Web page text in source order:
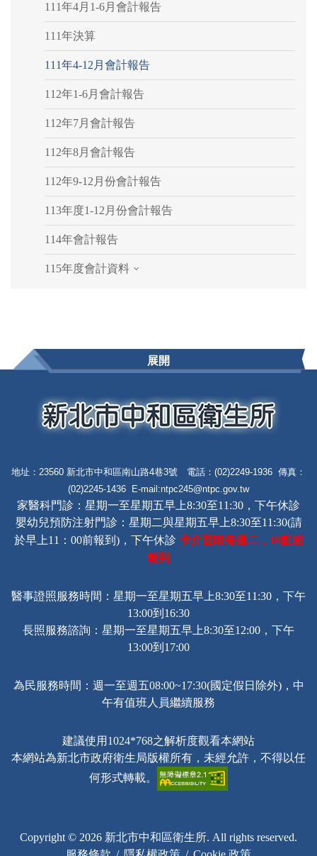
111年4月1-6月會計報告
111年決算
111年4-12月會計報告
112年1-6月會計報告
112年7月會計報告
112年8月會計報告
112年9-12月份會計報告
113年度1-12月份會計報告
114年會計報告
115年度會計資料
展開
地址：23560 新北市中和區南山路4巷3號 電話：(02)2249-1936 傳真：
(02)2245-1436 E-mail:ntpc245@ntpc.gov.tw
家醫科門診：星期一至星期五早上8:30至11:30，下午休診
嬰幼兒預防注射門診：星期二與星期五早上8:30至11:30(請
於早上11：00前報到)，下午休診 卡介苗限每週二， 10點前
報到
醫事證照服務時間：星期一至星期五早上8:30至11:30，下午
13:00到16:30
長照服務諮詢 ：星期一至星期五早上8:30至12:00，下午
13:00到17:00
為民服務時間：週一至週五08:00~17:30(國定假日除外)，中
午有值班人員繼續服務
建議使用1024*768之解析度觀看本網站
本網站為新北市政府衛生局版權所有，未經允許，不得以任
何形式轉載。
Copyright © 2026 新北市中和區衛生所. All rights reserved.